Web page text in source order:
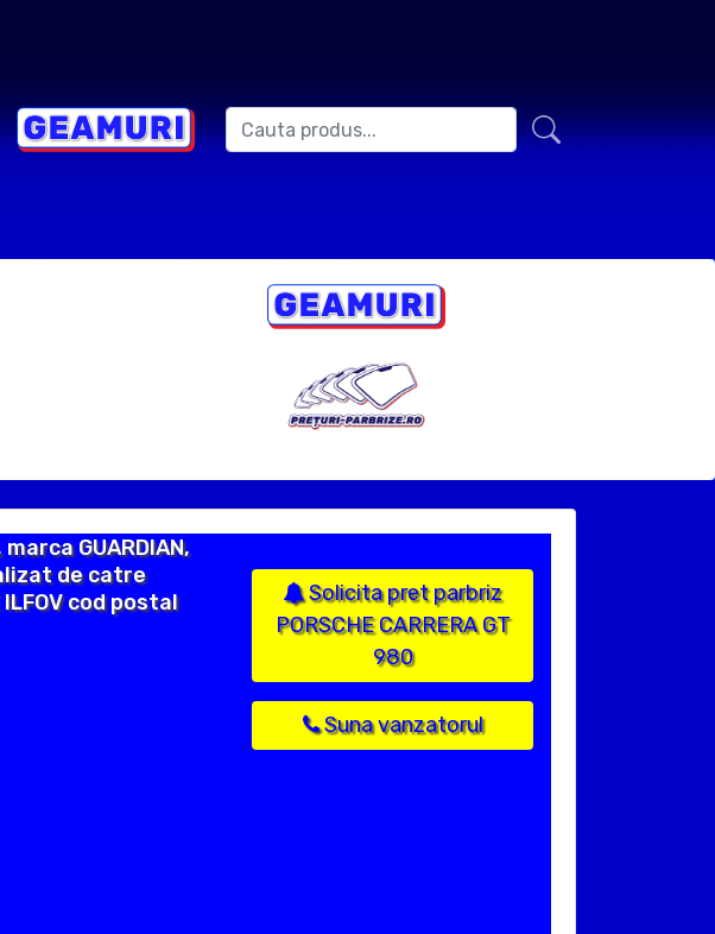
GUARDIAN,
de catre
ILFOV cod postal
Solicita pret parbriz
PORSCHE CARRERA GT
980
Suna vanzatorul